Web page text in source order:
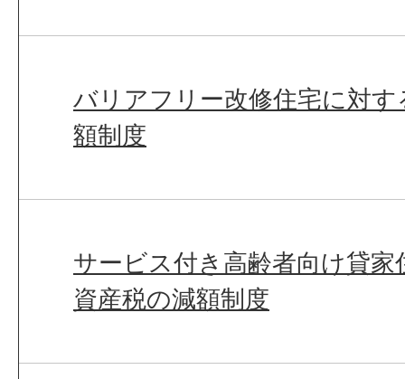
バリアフリー改修住宅に対
額制度
サービス付き高齢者向け貸
資産税の減額制度